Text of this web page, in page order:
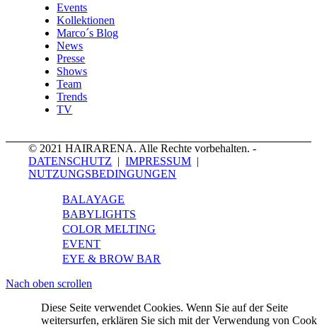
Events
Kollektionen
Marco´s Blog
News
Presse
Shows
Team
Trends
TV
© 2021 HAIRARENA. Alle Rechte vorbehalten. -
DATENSCHUTZ |IMPRESSUM |
NUTZUNGSBEDINGUNGEN
BALAYAGE
BABYLIGHTS
COLOR MELTING
EVENT
EYE & BROW BAR
Nach oben scrollen
Diese Seite verwendet Cookies. Wenn Sie auf der Seite
weitersurfen, erklären Sie sich mit der Verwendung von